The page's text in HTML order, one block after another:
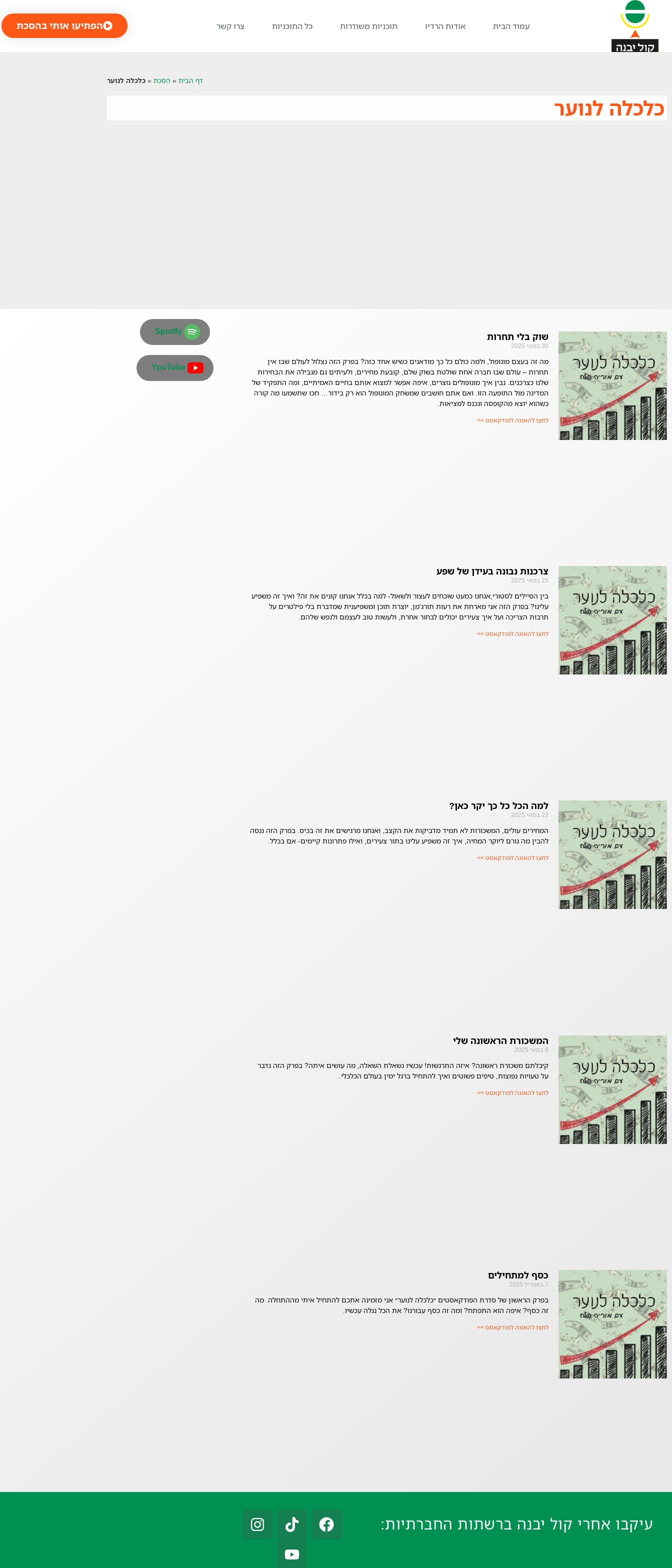
עמוד הבית אודות הרדיו תוכניות משודרות כל התוכניות צרו קשר הפתיעו אותי בהסכת
דף הבית » הסכת » כלכלה לנוער
כלכלה לנוער
שוק בלי תחרות
30 במאי 2025
מה זה בעצם מונופול, ולמה כולם כל כך מודאגים כשיש אחד כזה? בפרק הזה נצלול לעולם שבו אין
תחרות – עולם שבו חברה אחת שולטת בשוק שלם, קובעת מחירים, ולעיתים גם מגבילה את הבחירות
שלנו כצרכנים. נבין איך מונופולים נוצרים, איפה אפשר למצוא אותם בחיים האמיתיים, ומה התפקיד של
המדינה מול התופעה הזו. ואם אתם חושבים שמשחק המונופול הוא רק בידור… חכו שתשמעו מה קורה
כשהוא יוצא מהקופסה ונכנס למציאות.
לחצו להאזנה לפודקאסט >>
צרכנות נבונה בעידן של שפע
25 במאי 2025
בין הסיילים לסטורי,אנחנו כמעט שוכחים לעצור ולשאול- למה בכלל אנחנו קונים את זה? ואיך זה משפיע
עלינו? בפרק הזה אני מארחת את רעות תורג'מן, יוצרת תוכן ומשפיענית שמדברת בלי פילטרים על
תרבות הצריכה ועל איך צעירים יכולים לבחור אחרת, ולעשות טוב לעצמם ולנפש שלהם.
לחצו להאזנה לפודקאסט >>
למה הכל כל כך יקר כאן?
22 במאי 2025
המחירים עולים, המשכורות לא תמיד מדביקות את הקצב, ואנחנו מרגישים את זה בכיס. בפרק הזה ננסה
להבין מה גורם ליוקר המחיה, איך זה משפיע עלינו בתור צעירים, ואילו פתרונות קיימים- אם בכלל.
לחצו להאזנה לפודקאסט >>
המשכורת הראשונה שלי
8 במאי 2025
קיבלתם משכורת ראשונה? איזה התרגשות! עכשיו נשאלת השאלה, מה עושים איתה? בפרק הזה נדבר
על טעויות נפוצות, טיפים פשוטים ואיך להתחיל ברגל ימין בעולם הכלכלי.
לחצו להאזנה לפודקאסט >>
כסף למתחילים
7 באפריל 2025
בפרק הראשון של סדרת הפודקאסטים ״כלכלה לנוער״ אני מזמינה אתכם להתחיל איתי מההתחלה. מה
זה כסף? איפה הוא התפתח? ומה זה כסף עבורנו? את הכל נגלה עכשיו.
לחצו להאזנה לפודקאסט >>
Spotify
YouTube
עיקבו אחרי קול יבנה ברשתות החברתיות: